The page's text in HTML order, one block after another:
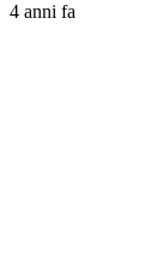
4 anni fa